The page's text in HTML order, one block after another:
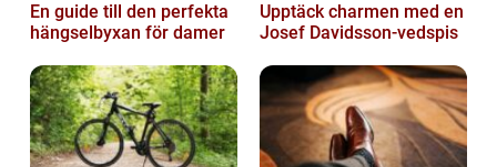
En guide till den perfekta
hängselbyxan för damer
Upptäck charmen med en
Josef Davidsson-vedspis